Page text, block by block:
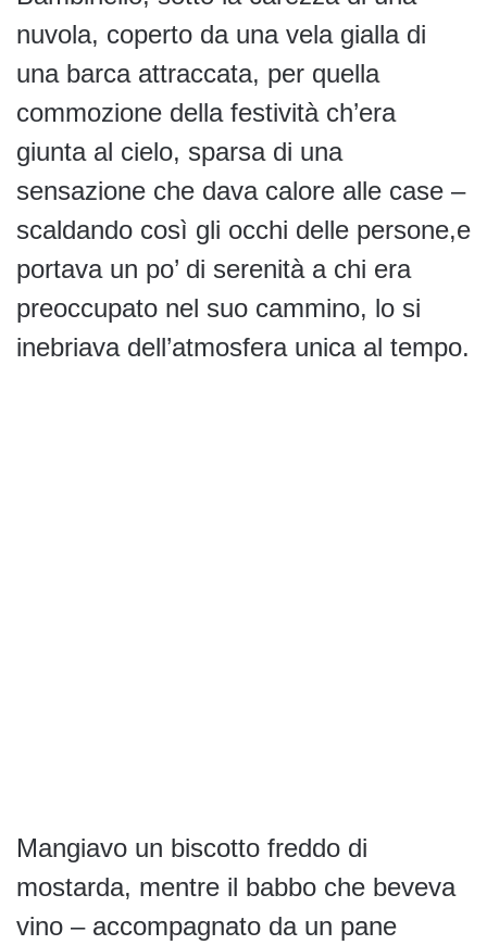
nuvola, coperto da una vela gialla di
una barca attraccata, per quella
commozione della festività ch’era
giunta al cielo, sparsa di una
sensazione che dava calore alle case –
scaldando così gli occhi delle persone,e
portava un po’ di serenità a chi era
preoccupato nel suo cammino, lo si
inebriava dell’atmosfera unica al tempo.
Mangiavo un biscotto freddo di
mostarda, mentre il babbo che beveva
vino – accompagnato da un pane